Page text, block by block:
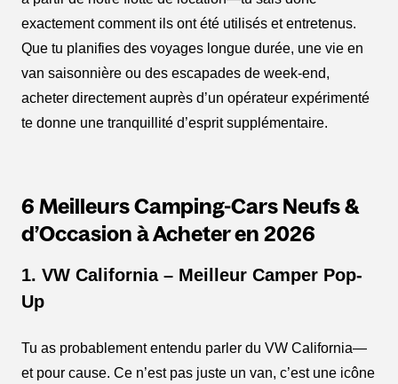
exactement comment ils ont été utilisés et entretenus.
Que tu planifies des voyages longue durée, une vie en
van saisonnière ou des escapades de week-end,
acheter directement auprès d’un opérateur expérimenté
te donne une tranquillité d’esprit supplémentaire.
6 Meilleurs Camping-Cars Neufs &
d’Occasion à Acheter en 2026
1. VW California – Meilleur Camper Pop-
Up
Tu as probablement entendu parler du VW California—
et pour cause. Ce n’est pas juste un van, c’est une icône